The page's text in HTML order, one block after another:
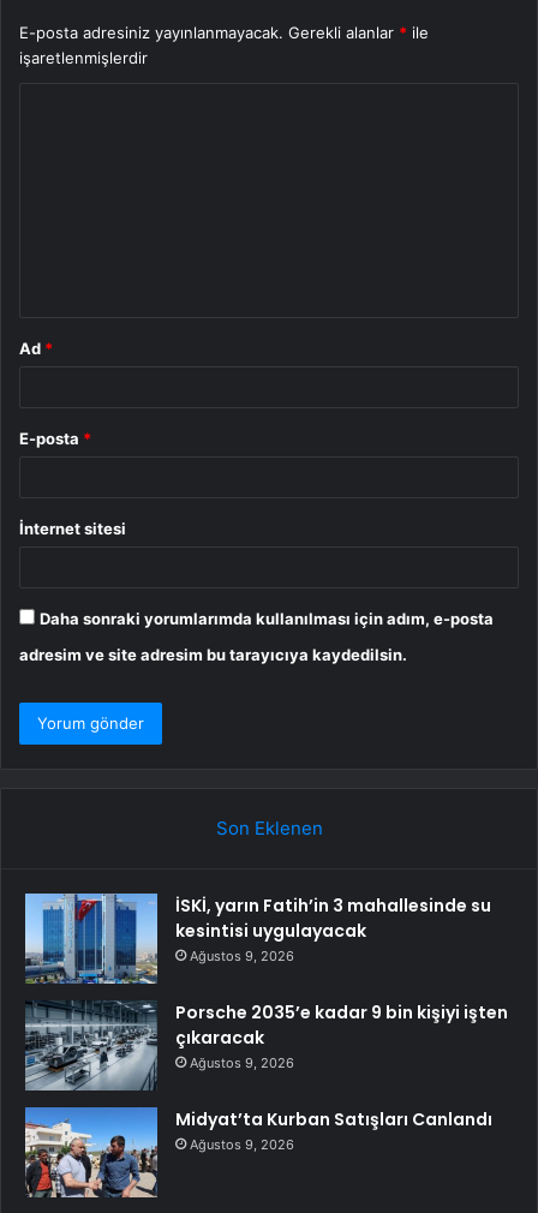
E-posta adresiniz yayınlanmayacak. Gerekli alanlar * ile
işaretlenmişlerdir
Ad *
E-posta *
İnternet sitesi
Daha sonraki yorumlarımda kullanılması için adım, e-posta
adresim ve site adresim bu tarayıcıya kaydedilsin.
Son Eklenen
İSKİ, yarın Fatih’in 3 mahallesinde su
kesintisi uygulayacak
Ağustos 9, 2026
Porsche 2035’e kadar 9 bin kişiyi işten
çıkaracak
Ağustos 9, 2026
Midyat’ta Kurban Satışları Canlandı
Ağustos 9, 2026